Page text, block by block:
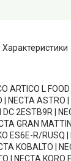
Характеристики
ARTICO L
| NECTA ASTRO
2ESTB9R |
GRAN
ES6E-R/RUSQ
KOBALTO |
| NECTA